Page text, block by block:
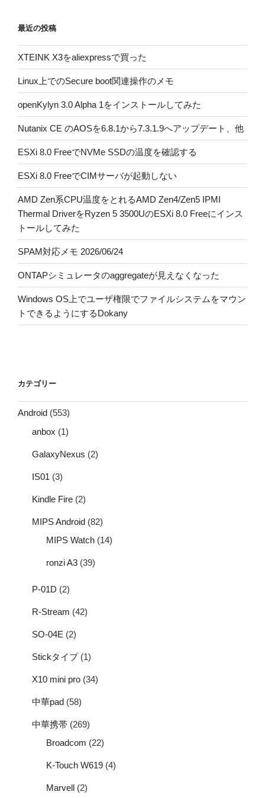
最近の投稿
XTEINK X3をaliexpressで買った
Linux上でのSecure boot関連操作のメモ
openKylyn 3.0 Alpha 1をインストールしてみた
Nutanix CE のAOSを6.8.1から7.3.1.9へアップデート、他
ESXi 8.0 FreeでNVMe SSDの温度を確認する
ESXi 8.0 FreeでCIMサーバが起動しない
AMD Zen系CPU温度をとれるAMD Zen4/Zen5 IPMI
Thermal DriverをRyzen 5 3500UのESXi 8.0 Freeにインス
トールしてみた
SPAM対応メモ 2026/06/24
ONTAPシミュレータのaggregateが見えなくなった
Windows OS上でユーザ権限でファイルシステムをマウン
トできるようにするDokany
カテゴリー
Android (553)
anbox (1)
GalaxyNexus (2)
IS01 (3)
Kindle Fire (2)
MIPS Android (82)
MIPS Watch (14)
ronzi A3 (39)
P-01D (2)
R-Stream (42)
SO-04E (2)
Stickタイプ(1)
X10 mini pro (34)
中華pad (58)
中華携帯 (269)
Broadcom (22)
K-Touch W619 (4)
Marvell (2)